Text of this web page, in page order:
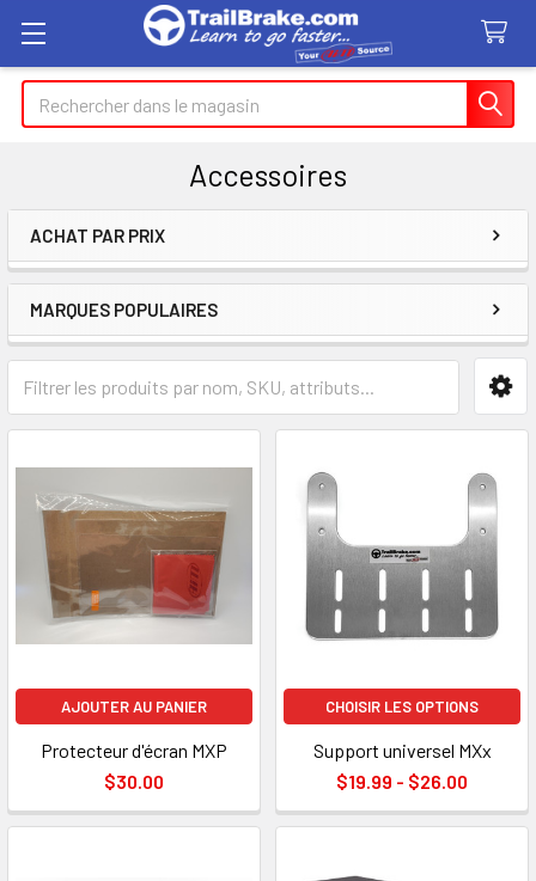
Recherche
Accessoires
Encadré
ACHAT PAR PRIX
MARQUES POPULAIRES
AJOUTER AU PANIER
Protecteur d'écran MXP
$30.00
CHOISIR LES OPTIONS
Support universel MXx
$19.99 - $26.00